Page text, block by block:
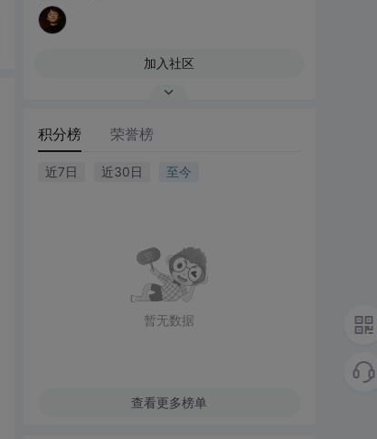
加入社区
积分榜 荣誉榜
近7日 近30日 至今
暂无数据
查看更多榜单